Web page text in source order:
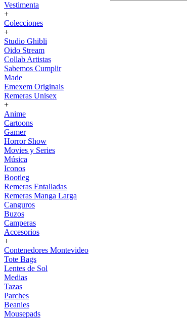
Vestimenta
+
Colecciones
+
Studio Ghibli
Oido Stream
Collab Artistas
Sabemos Cumplir
Made
Emexem Originals
Remeras Unisex
+
Anime
Cartoons
Gamer
Horror Show
Movies y Series
Música
Iconos
Bootleg
Remeras Entalladas
Remeras Manga Larga
Canguros
Buzos
Camperas
Accesorios
+
Contenedores Montevideo
Tote Bags
Lentes de Sol
Medias
Tazas
Parches
Beanies
Mousepads